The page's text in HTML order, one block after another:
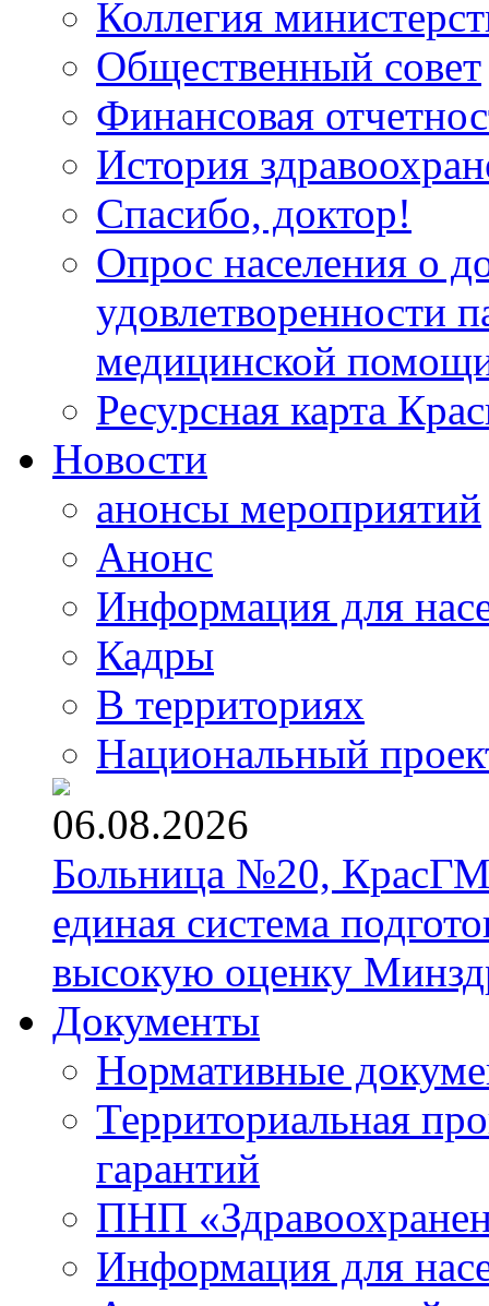
Коллегия
Общественный совет
Финансовая
История
Спасибо, доктор!
Опрос населения о
удовлетворенности
медицинской
Ресурсная карта
Новости
анонсы мероприятий
Анонс
Информация для
Кадры
В территориях
Национальный
06.08.2026
Больница №20,
единая система
высокую оценку
Документы
Нормативные
Территориальная
гарантий
ПНП
Информация для